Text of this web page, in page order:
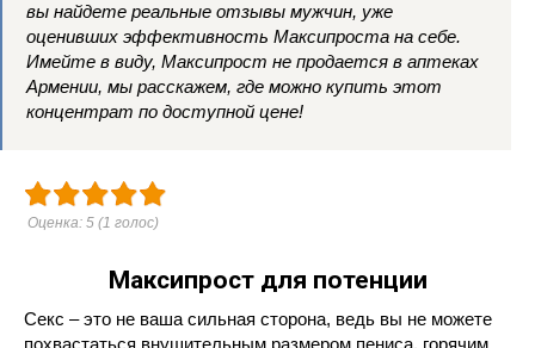
вы найдете реальные отзывы мужчин, уже
оценивших эффективность Максипроста на себе.
Имейте в виду, Максипрост не продается в аптеках
Армении, мы расскажем, где можно купить этот
концентрат по доступной цене!
Оценка: 5 (1 голос)
Максипрост для потенции
Секс – это не ваша сильная сторона, ведь вы не можете
похвастаться внушительным размером пениса, горячим